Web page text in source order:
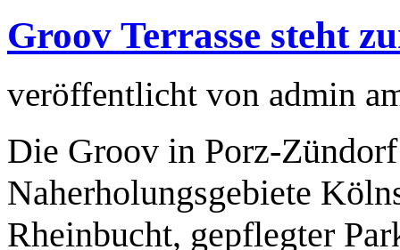
Groov Terrasse steht
veröffentlicht von admin
Die Groov in
Naherholungsgebiete
Rheinbucht, gepflegter